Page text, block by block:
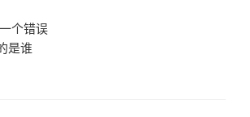
个错误
是谁